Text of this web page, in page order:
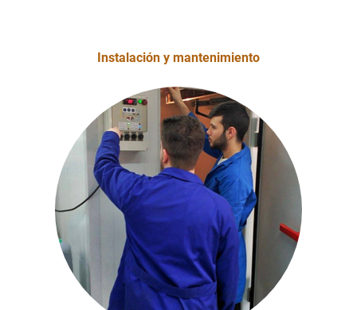
Instalación y mantenimiento